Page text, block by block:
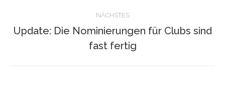
NÄCHSTES
Nächster
Beitrag:
Update: Die Nominierungen für Clubs sind
fast fertig